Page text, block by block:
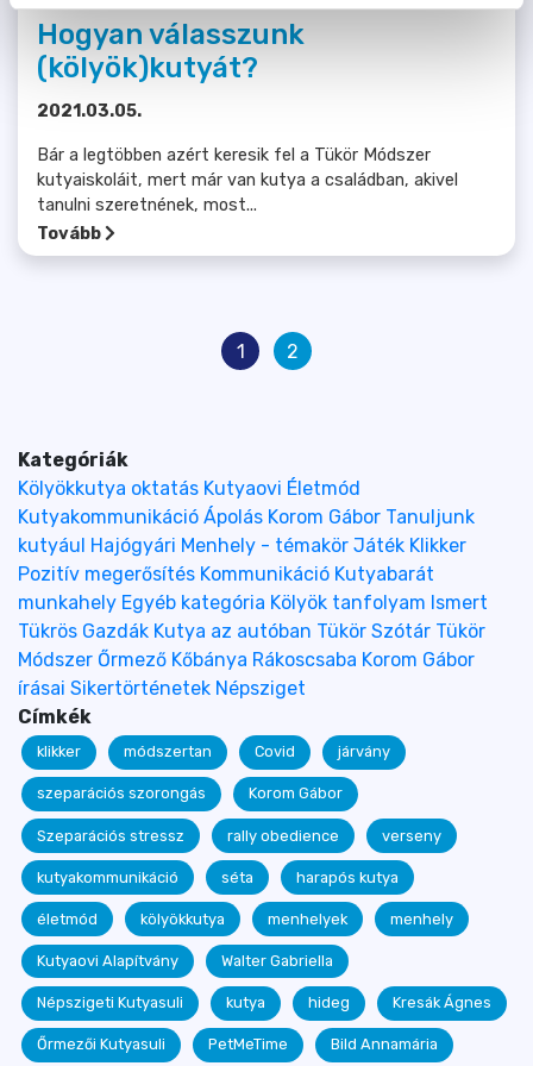
Hogyan válasszunk
(kölyök)kutyát?
2021.03.05.
Bár a legtöbben azért keresik fel a Tükör Módszer
kutyaiskoláit, mert már van kutya a családban, akivel
tanulni szeretnének, most...
Tovább
1 2
Kategóriák
Kölyökkutya oktatás Kutyaovi Életmód
Kutyakommunikáció Ápolás Korom Gábor Tanuljunk
kutyául Hajógyári Menhely - témakör Játék Klikker
Pozitív megerősítés Kommunikáció Kutyabarát
munkahely Egyéb kategória Kölyök tanfolyam Ismert
Tükrös Gazdák Kutya az autóban Tükör Szótár Tükör
Módszer Őrmező Kőbánya Rákoscsaba Korom Gábor
írásai Sikertörténetek Népsziget
Címkék
klikker módszertan Covid járvány
szeparációs szorongás Korom Gábor
Szeparációs stressz rally obedience verseny
kutyakommunikáció séta harapós kutya
életmód kölyökkutya menhelyek menhely
Kutyaovi Alapítvány Walter Gabriella
Népszigeti Kutyasuli kutya hideg Kresák Ágnes
Őrmezői Kutyasuli PetMeTime Bild Annamária